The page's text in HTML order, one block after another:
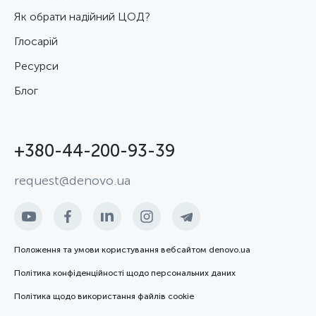
Як обрати надійний ЦОД?
Глосарій
Ресурси
Блог
+380-44-200-93-39
request@denovo.ua
Положення та умови користування вебсайтом denovo.ua
Політика конфіденційності щодо персональних даних
Політика щодо використання файлів cookie